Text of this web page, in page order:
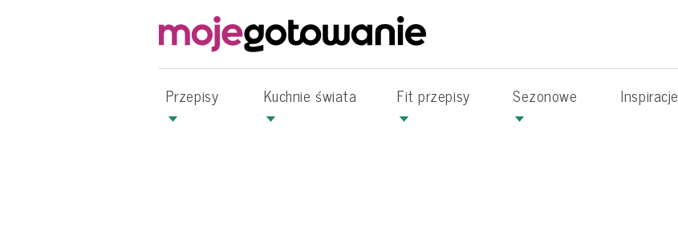
Przepisy Kuchnie świata Fit przepisy Sezonowe Inspiracje